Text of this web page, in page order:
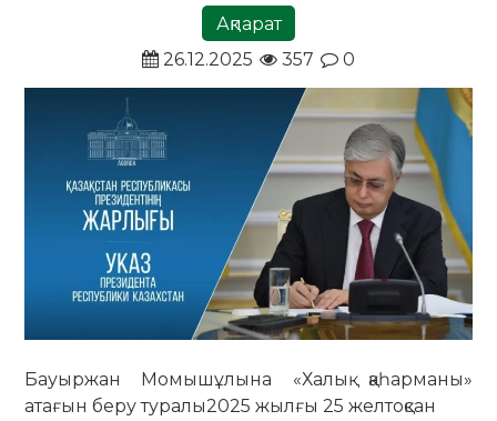
Ақпарат
26.12.2025
357 0
Бауыржан Момышұлына «Халық қаһарманы»
атағын беру туралы2025 жылғы 25 желтоқсан